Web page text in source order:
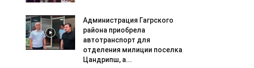
Администрация Гагрского
района приобрела
автотранспорт для
отделения милиции поселка
Цандрипш, а...